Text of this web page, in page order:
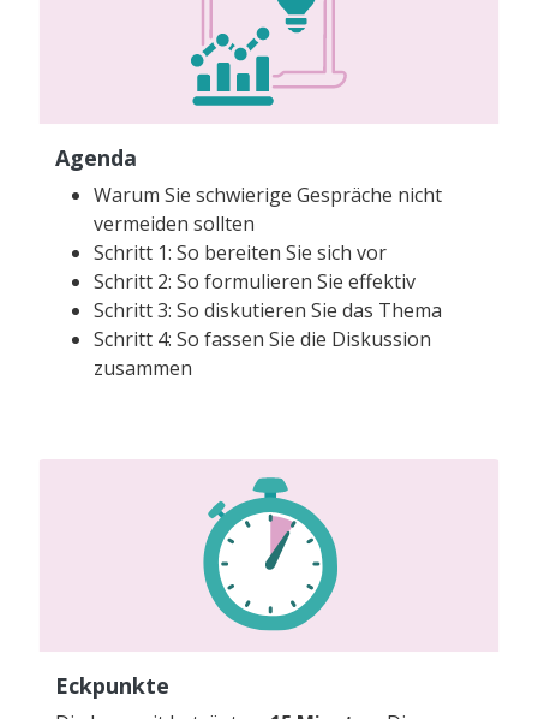
Agenda
Warum Sie schwierige Gespräche nicht
vermeiden sollten
Schritt 1: So bereiten Sie sich vor
Schritt 2: So formulieren Sie effektiv
Schritt 3: So diskutieren Sie das Thema
Schritt 4: So fassen Sie die Diskussion
zusammen
Eckpunkte